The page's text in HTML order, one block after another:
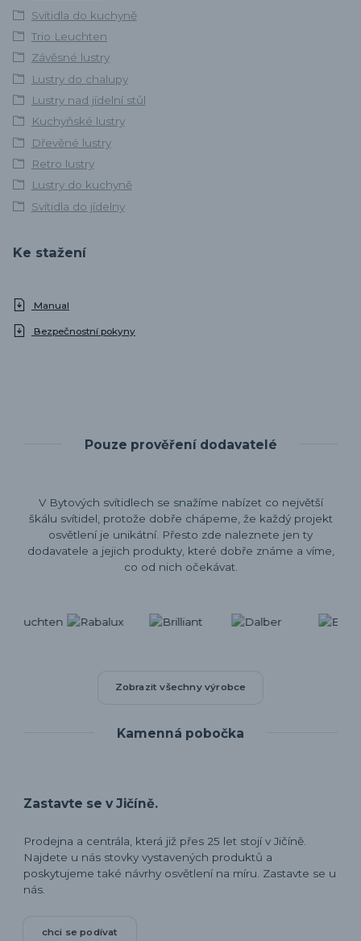
Svítidla do kuchyně
Trio Leuchten
Závěsné lustry
Lustry do chalupy
Lustry nad jídelní stůl
Kuchyňské lustry
Dřevěné lustry
Retro lustry
Lustry do kuchyně
Svítidla do jídelny
Ke stažení
Manual
Bezpečnostní pokyny
Pouze prověření dodavatelé
V Bytových svítidlech se snažíme nabízet co největší
škálu svítidel, protože dobře chápeme, že každý projekt
osvětlení je unikátní. Přesto zde naleznete jen ty
dodavatele a jejich produkty, které dobře známe a víme,
co od nich očekávat.
Zobrazit všechny výrobce
Kamenná pobočka
Zastavte se v Jičíně.
Prodejna a centrála, která již přes 25 let stojí v Jičíně.
Najdete u nás stovky vystavených produktů a
poskytujeme také návrhy osvětlení na míru. Zastavte se u
nás.
chci se podívat